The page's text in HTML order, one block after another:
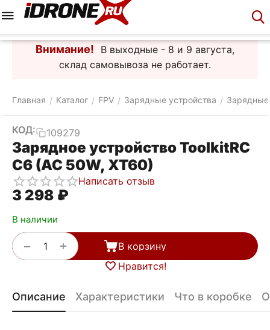
Внимание!
В выходные - 8 и 9 августа,
склад самовывоза не работает.
Главная / Каталог / FPV / Зарядные устройства / Зарядные
КОД: 109279
Зарядное устройство ToolkitRC
C6 (AC 50W, XT60)
Написать отзыв
3 298 ₽
В наличии
+
−
В корзину
Нравится!
Описание Характеристики Что в коробке
Корзина